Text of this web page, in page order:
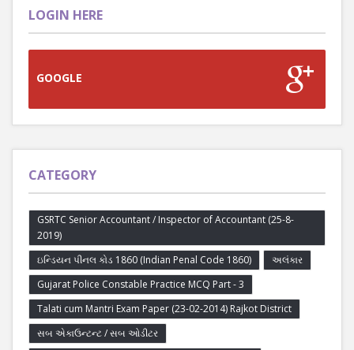
LOGIN HERE
GOOGLE
CATEGORY
GSRTC Senior Accountant / Inspector of Accountant (25-8-
2019)
ઇન્ડિયન પીનલ કોડ 1860 (Indian Penal Code 1860)
અલંકાર
Gujarat Police Constable Practice MCQ Part - 3
Talati cum Mantri Exam Paper (23-02-2014) Rajkot District
સબ એકાઉન્ટન્ટ / સબ ઓડીટર